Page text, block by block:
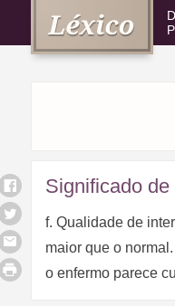
Significado de
f. Qualidade de
maior que o
o enfermo parece